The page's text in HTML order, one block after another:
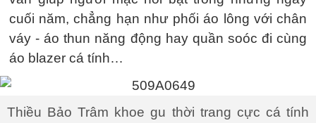
cuối năm, chẳng hạn như phối áo lông với chân
váy - áo thun năng động hay quần soóc đi cùng
áo blazer cá tính…
Thiều Bảo Trâm khoe gu thời trang cực cá tính